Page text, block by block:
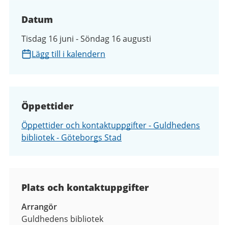
Datum
Tisdag 16 juni - Söndag 16 augusti
Lägg till i kalendern
Öppettider
Öppettider och kontaktuppgifter - Guldhedens
bibliotek - Göteborgs Stad
Plats och kontaktuppgifter
Arrangör
Guldhedens bibliotek